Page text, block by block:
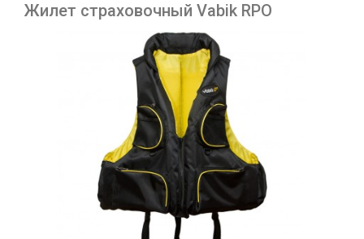
Жилет страховочный Vabik RPO